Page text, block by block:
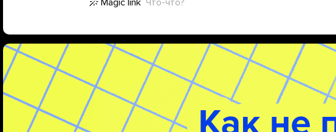
Magic link Что-что?